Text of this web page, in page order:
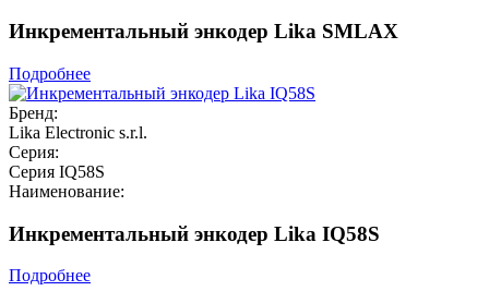
Инкрементальный энкодер Lika SMLAX
Подробнее
Бренд:
Lika Electronic s.r.l.
Серия:
Серия IQ58S
Наименование:
Инкрементальный энкодер Lika IQ58S
Подробнее